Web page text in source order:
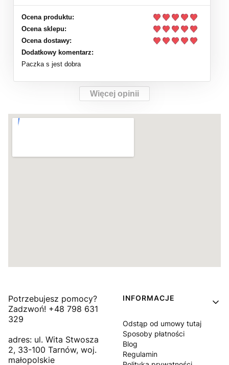
Ocena produktu:
Ocena sklepu:
Ocena dostawy:
Dodatkowy komentarz:
Paczka s jest dobra
Więcej opinii
Potrzebujesz pomocy?
Zadzwoń! +48 798 631
329
adres: ul. Wita Stwosza
2, 33-100 Tarnów, woj.
małopolskie
Linki w stopce
INFORMACJE
Odstąp od umowy tutaj
Sposoby płatności
Blog
Regulamin